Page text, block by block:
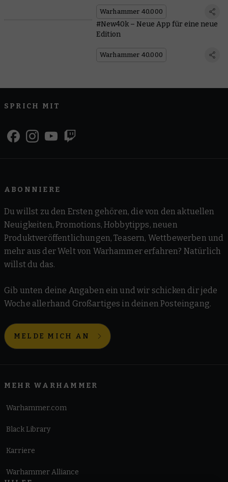
Warhammer 40.000
#New40k – Neue App für eine neue
Edition
Warhammer 40.000
SPRICH MIT
ABONNIERE
Du willst zu den Ersten gehören, die von den aktuellen
Neuigkeiten, Promotions, Hobbytipps, neuen
Produktveröffentlichungen, Teasern, Wettbewerben und
mehr aus der Welt von Warhammer erfahren? Natürlich
willst du das.
Gib unten deine Angaben ein und wir schicken dir jede
Woche allerhand Großartiges in deinen Posteingang.
MELDE MICH AN
MEHR WARHAMMER
Warhammer.com
Black Library
Karriere
Warhammer Alliance